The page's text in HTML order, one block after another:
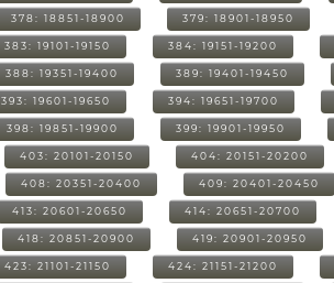
378: 18851-18900 379: 18901-18950
383: 19101-19150 384: 19151-19200
388: 19351-19400 389: 19401-19450
393: 19601-19650 394: 19651-19700
398: 19851-19900 399: 19901-19950
403: 20101-20150 404: 20151-20200
408: 20351-20400 409: 20401-20450
413: 20601-20650 414: 20651-20700
418: 20851-20900 419: 20901-20950
423: 21101-21150 424: 21151-21200